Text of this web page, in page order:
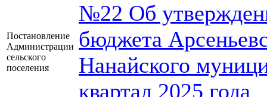
Постановление
Администрации
сельского
поселения
№22 Об
бюджета
Нанайского
квартал 2025 года